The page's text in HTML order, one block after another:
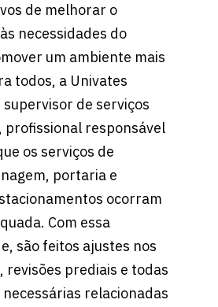
de melhorar o
necessidades do
um ambiente mais
todos, a Univates
de serviços
profissional responsável
os serviços de
portaria e
ocorram
Com essa
são feitos ajustes nos
revisões prediais e todas
relacionadas